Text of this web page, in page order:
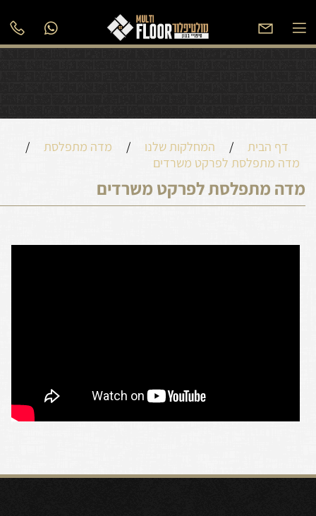
דף הבית / המחלקות שלנו / מדה מתפלסת
/
מדה מתפלסת לפרקט משרדים
מדה מתפלסת לפרקט משרדים